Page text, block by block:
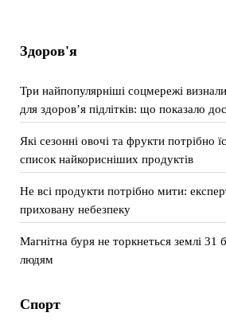
Здоров'я
Три найпопулярніші соцмережі
для здоров’я підлітків: що показало
Які сезонні овочі та фрукти потрібно
список найкорисніших продуктів
Не всі продукти потрібно мити:
приховану небезпеку
Магнітна буря не торкнеться землі 31
людям
Спорт